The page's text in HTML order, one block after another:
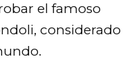
el famoso
considerado